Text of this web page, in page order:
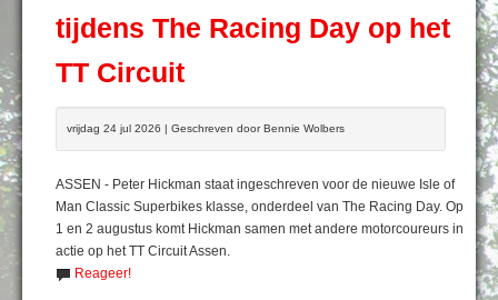
Fotoboek
tijdens The Racing Day op het
TT Circuit
vrijdag 24 jul 2026 | Geschreven door Bennie Wolbers
ASSEN - Peter Hickman staat ingeschreven voor de nieuwe Isle of
Man Classic Superbikes klasse, onderdeel van The Racing Day. Op
1 en 2 augustus komt Hickman samen met andere motorcoureurs in
actie op het TT Circuit Assen.
Reageer!